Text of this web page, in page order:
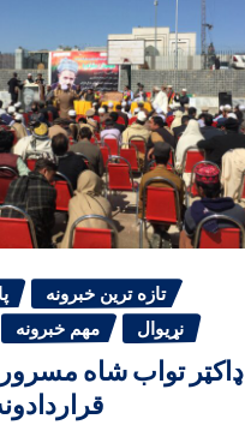
تازه ترین خبرونه
مهم خبرونه نړیوال
ډاکټر تواب شاه